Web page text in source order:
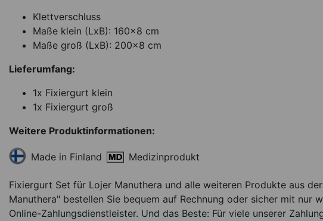
Klettverschluss
Maße klein (LxB): 160x8 cm
Maße groß (LxB): 200x8 cm
Lieferumfang:
1x Fixiergurt klein
1x Fixiergurt groß
Weitere Produktinformationen:
Made in Finland Medizinprodukt
Fixiergurt Set für Lojer Manuthera und alle weiteren Produkte aus
Manuthera" bestellen Sie bequem auf Rechnung oder sicher mit nur
Online-Zahlungsdienstleister. Und das Beste: Für viele unserer